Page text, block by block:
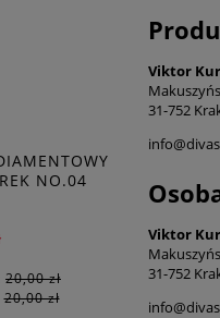
NO.04
20,00 zł
20,00 zł
Viktor
31-752
Viktor
31-752